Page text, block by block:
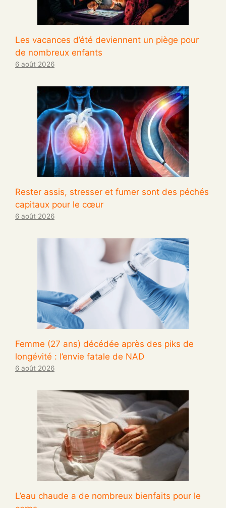
Les vacances d’été deviennent un piège pour
de nombreux enfants
6 août 2026
Rester assis, stresser et fumer sont des péchés
capitaux pour le cœur
6 août 2026
Femme (27 ans) décédée après des piks de
longévité : l’envie fatale de NAD
6 août 2026
L’eau chaude a de nombreux bienfaits pour le